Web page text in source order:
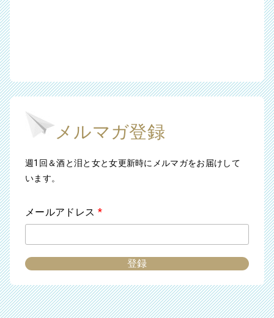
メルマガ登録
週1回＆酒と泪と女と女更新時にメルマガをお届けして
います。
メールアドレス *